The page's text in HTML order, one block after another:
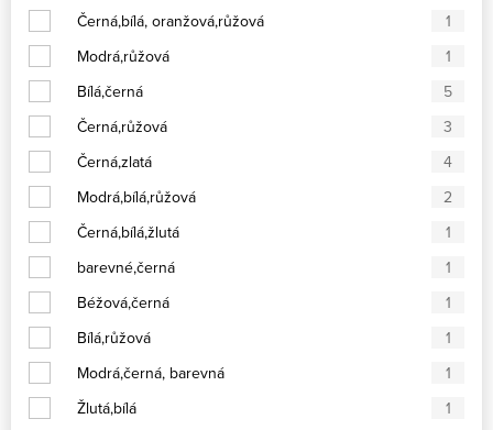
Černá,bílá, oranžová,růžová
1
Modrá,růžová
1
Bílá,černá
5
Černá,růžová
3
Černá,zlatá
4
Modrá,bílá,růžová
2
Černá,bílá,žlutá
1
barevné,černá
1
Béžová,černá
1
Bílá,růžová
1
Modrá,černá, barevná
1
Žlutá,bílá
1